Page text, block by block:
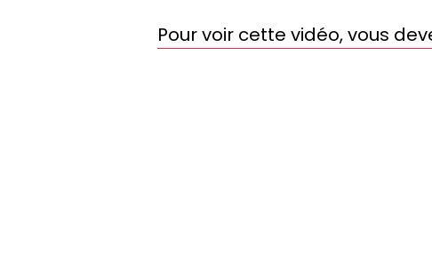
Pour voir cette vidéo, vous